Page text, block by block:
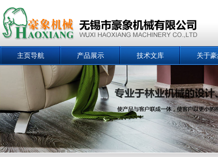
主页导航 产品展示 技术文库 关于